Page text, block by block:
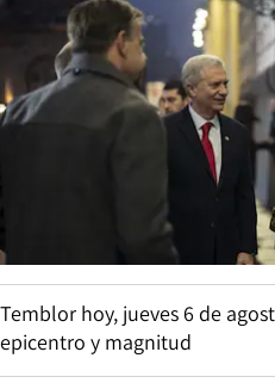
Temblor hoy, jueves 6 de
epicentro y magnitud